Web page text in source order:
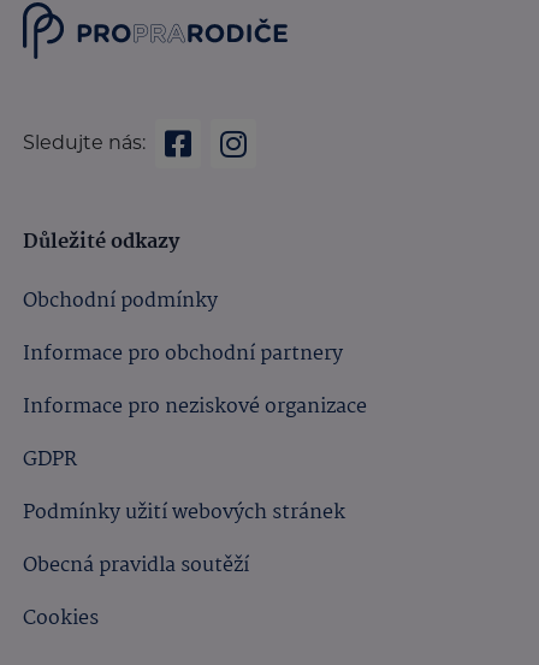
Sledujte nás:
Důležité odkazy
Obchodní podmínky
Informace pro obchodní partnery
Informace pro neziskové organizace
GDPR
Podmínky užití webových stránek
Obecná pravidla soutěží
Cookies